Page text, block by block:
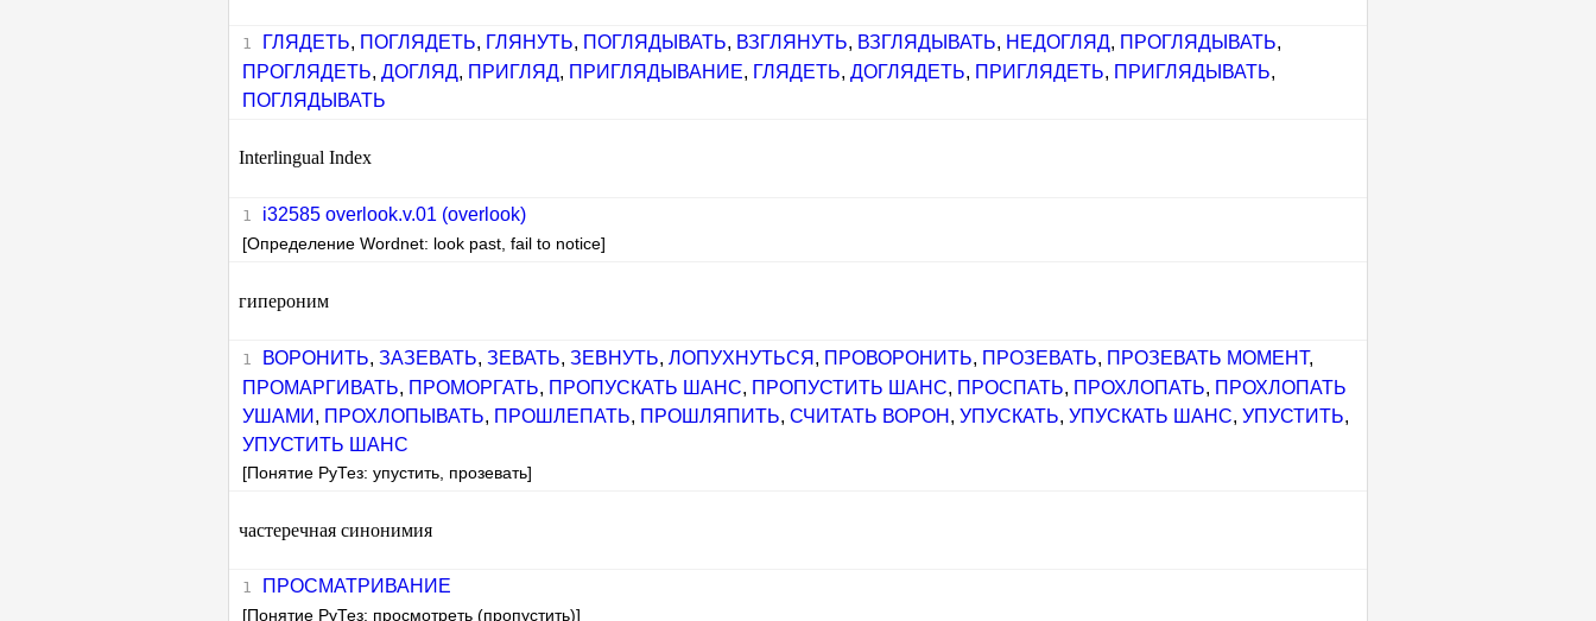
ГЛЯДЕТЬ, ПОГЛЯДЕТЬ, ГЛЯНУТЬ, ПОГЛЯДЫВАТЬ, ВЗГЛЯНУТЬ, ВЗГЛЯДЫВАТЬ, НЕДОГЛЯД, ПРОГЛЯДЫВАТЬ,
ПРОГЛЯДЕТЬ,ДОГЛЯД, ПРИГЛЯД, ПРИГЛЯДЫВАНИЕ, ГЛЯДЕТЬ,ДОГЛЯДЕТЬ, ПРИГЛЯДЕТЬ, ПРИГЛЯДЫВАТЬ,
ПОГЛЯДЫВАТЬ
Interlingual Index
i32585 overlook.v.01 (overlook)
[Определение Wordnet: look past, fail to notice]
гипероним
ВОРОНИТЬ, ЗАЗЕВАТЬ, ЗЕВАТЬ, ЗЕВНУТЬ, ЛОПУХНУТЬСЯ , ПРОВОРОНИТЬ, ПРОЗЕВАТЬ, ПРОЗЕВАТЬ МОМЕНТ,
ПРОМАРГИВАТЬ, ПРОМОРГАТЬ, ПРОПУСКАТЬ ШАНС, ПРОПУСТИТЬ ШАНС, ПРОСПАТЬ, ПРОХЛОПАТЬ, ПРОХЛОПАТЬ
УШАМИ , ПРОХЛОПЫВАТЬ, ПРОШЛЕПАТЬ, ПРОШЛЯПИТЬ,СЧИТАТЬ ВОРОН ,УПУСКАТЬ,УПУСКАТЬ ШАНС,УПУСТИТЬ,
УПУСТИТЬ ШАНС
[Понятие РуТез: упустить, прозевать]
частеречная синонимия
ПРОСМАТРИВАНИЕ
[Понятие РуТез: просмотреть (пропустить)]